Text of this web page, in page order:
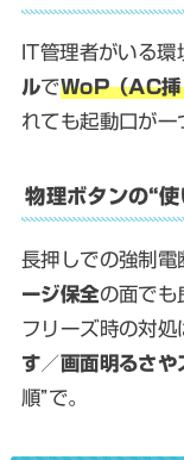
IT管理者がいる環
ルでWoP（AC挿
れても起動口が一
物理ボタンの“使
長押しでの強制電
ージ保全の面でも
フリーズ時の対処
す／画面明るさ
順”で。